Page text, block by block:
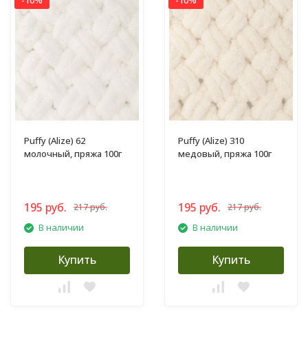
Puffy (Alize) 62
молочный, пряжа 100г
195 руб. 217 руб.
В наличии
Купить
Puffy (Alize) 310
медовый, пряжа 100г
195 руб. 217 руб.
В наличии
Купить